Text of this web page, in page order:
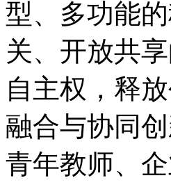
型、多功能
关、开放共
自主权，释
融合与协同
青年教师、